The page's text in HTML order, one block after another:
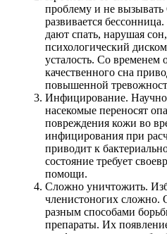
проблему и не
развивается
дают спать, нарушая
психологический
усталость. Со временем
качественного сна
повышенной
Инфицирование. Научно
насекомые переносят
повреждения кожи во
инфицирования при
приводит к
состояние требует
помощи.
Сложно уничтожить.
членистоногих сложно.
разным способами
препараты. Их